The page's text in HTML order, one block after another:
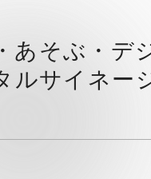
あそぶ・デ
ルサイネー